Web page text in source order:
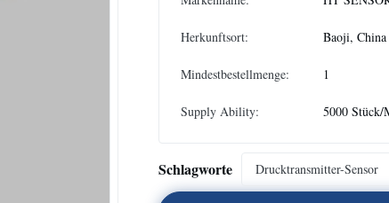
Herkunftsort: Baoji, China
Mindestbestellmenge: 1
Supply Ability: 5000 Stück/
Schlagworte Drucktransmitter-Sensor